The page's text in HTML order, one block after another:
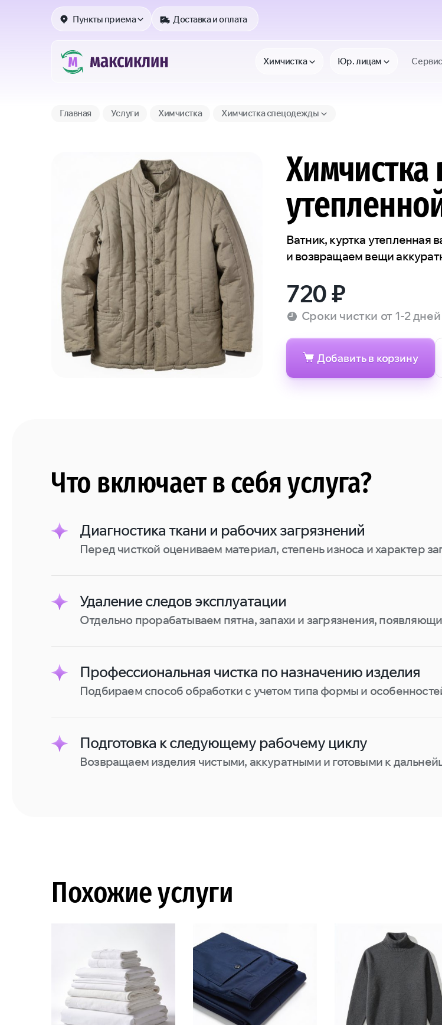
Пункты приема Доставка и оплата
Химчистка Юр. лицам
Главная Услуги Химчистка Химчистка спецодежды
Химчистка
Ватник, куртка утепленная
и возвращаем вещи
720₽
Сроки чистки от 1-2 дней
Добавить в корзину
Что включает в себя услуга?
Диагностика ткани и рабочих загрязнений
Перед чисткой оцениваем материал, степень износа и характер
Удаление следов эксплуатации
Отдельно прорабатываем пятна, запахи и загрязнения,
Профессиональная чистка по назначению изделия
Подбираем способ обработки с учетом типа формы и
Подготовка к следующему рабочему циклу
Возвращаем изделия чистыми, аккуратными и готовыми к
Похожие услуги